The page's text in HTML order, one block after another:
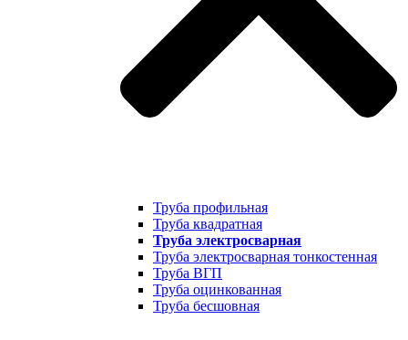
Труба профильная
Труба квадратная
Труба электросварная
Труба электросварная тонкостенная
Труба ВГП
Труба оцинкованная
Труба бесшовная